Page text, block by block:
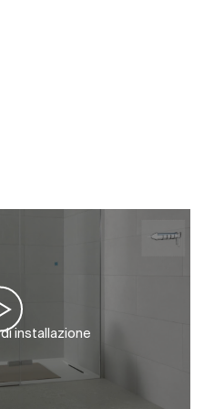
installazione